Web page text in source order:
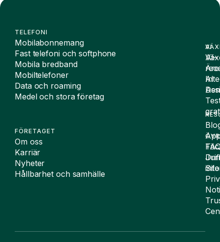
TELEFONI
Mobilabonnemang
Fast telefoni och softphone
Mobila bredband
Mobiltelefoner
Data och roaming
Medel och stora företag
FÖRETAGET
Om oss
Karriär
Nyheter
Hållbarhet och samhälle
AI
AI-
AI